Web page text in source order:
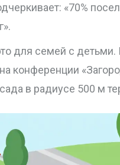
«70%
для семей с
конференции
в радиусе 500 м